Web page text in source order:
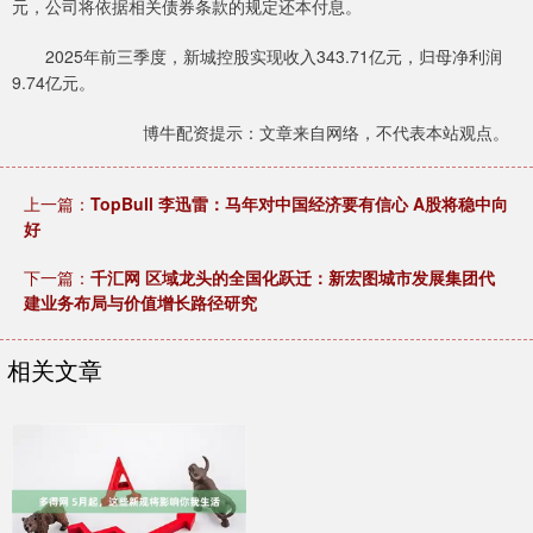
元，公司将依据相关债券条款的规定还本付息。
2025年前三季度，新城控股实现收入343.71亿元，归母净利润
9.74亿元。
博牛配资提示：文章来自网络，不代表本站观点。
上一篇： TopBull 李迅雷：马年对中国经济要有信心 A股将稳中向
好
下一篇： 千汇网 区域龙头的全国化跃迁：新宏图城市发展集团代
建业务布局与价值增长路径研究
相关文章